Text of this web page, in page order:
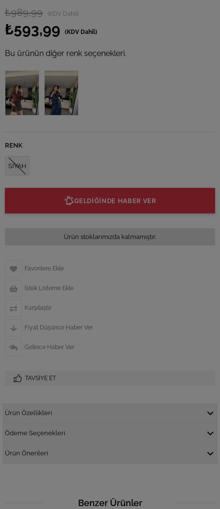
₺989,99 (KDV Dahil)
₺593,99 (KDV Dahil)
Bu ürünün diğer renk seçenekleri.
Tükendi Tükendi
RENK
SİYAH
GELDİĞİNDE HABER VER
Ürün stoklarımızda kalmamıştır.
Favorilere Ekle
İstek Listeme Ekle
Karşılaştır
Fiyat Düşünce Haber Ver
Gelince Haber Ver
TAVSIYE ET
Ürün Özellikleri
Ödeme Seçenekleri
Ürün Önerileri
Benzer Ürünler